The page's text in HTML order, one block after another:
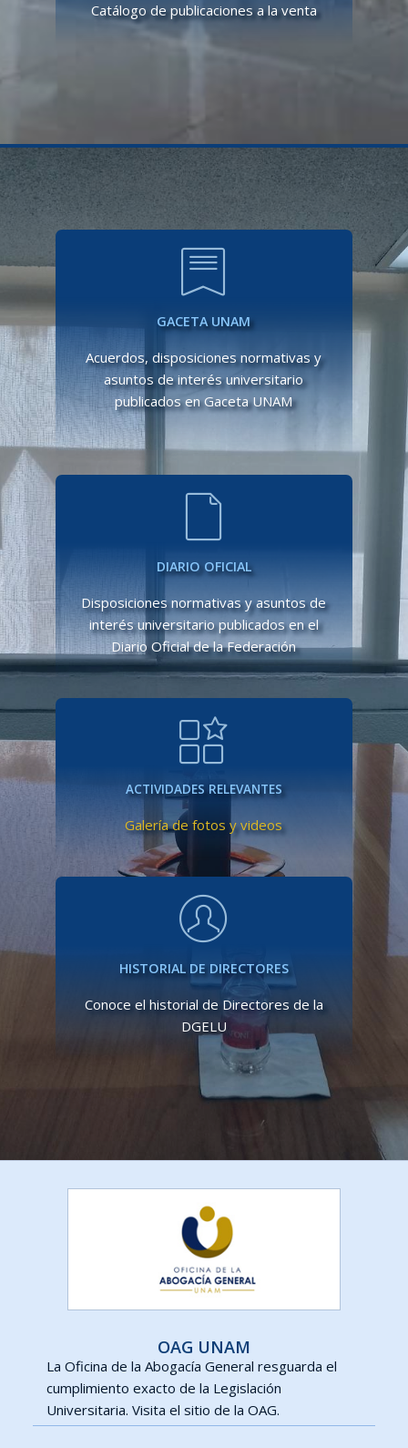
Catálogo de publicaciones a la venta
GACETA UNAM
Acuerdos, disposiciones normativas y
asuntos de interés universitario
publicados en Gaceta UNAM
DIARIO OFICIAL
Disposiciones normativas y asuntos de
interés universitario publicados en el
Diario Oficial de la Federación
ACTIVIDADES RELEVANTES
Galería de fotos y videos
HISTORIAL DE DIRECTORES
Conoce el historial de Directores de la
DGELU
OAG UNAM
La Oficina de la Abogacía General resguarda el
cumplimiento exacto de la Legislación
Universitaria. Visita el sitio de la OAG.